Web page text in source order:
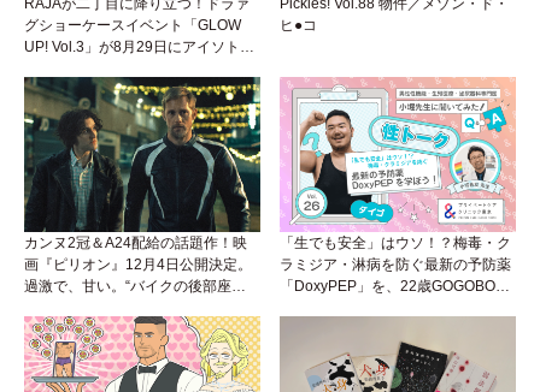
グショーケースイベント「GLOW
UP! Vol.3」が8月29日にアイソトー
ヒ●コ
カンヌ2冠＆A24配給の話題作！映
画『ピリオン』12月4日公開決定。
過激で、甘い。“バイクの後部座
「生でも安全」はウソ！？梅毒・ク
ラミジア・淋病を防ぐ最新の予防薬
「DoxyPEP」を、22歳GOGOBOY
（Vol.26）